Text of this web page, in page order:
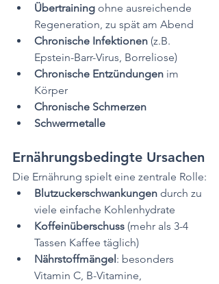
Übertraining ohne ausreichende
Regeneration, zu spät am Abend
Chronische Infektionen (z.B.
Epstein-Barr-Virus, Borreliose)
Chronische Entzündungen im
Körper
Chronische Schmerzen
Schwermetalle
Ernährungsbedingte Ursachen
Die Ernährung spielt eine zentrale Rolle:
Blutzuckerschwankungen durch zu
viele einfache Kohlenhydrate
Koffeinüberschuss (mehr als 3-4
Tassen Kaffee täglich)
Nährstoffmängel: besonders
Vitamin C, B-Vitamine,